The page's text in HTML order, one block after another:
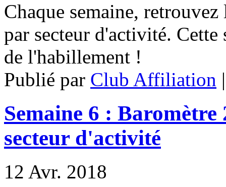
Chaque semaine,
par secteur d'activité. Cette
de l'habillement !
Publié par Club Affiliation
Semaine 6 :
secteur d'activité
12 Avr. 2018